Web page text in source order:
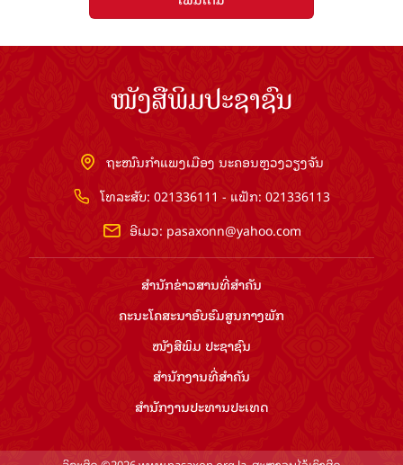
ໜັງສືພິມປະຊາຊົນ
ຖະໜົນກຳແພງເມືອງ ນະຄອນຫຼວງວຽງຈັນ
ໂທລະສັບ: 021336111 - ແຟັກ: 021336113
ອີເມວ: pasaxonn@yahoo.com
ສຳ​ນັກ​ຂ່າວ​ສານ​ທີ່​ສຳ​ຄັນ​
ຄະນະໂຄສະນາອົບຮົມ​ສູນ​ກາງ​ພັກ
ໜັງສືພິມ ປະ​ຊາ​ຊົນ
ສຳ​ນັກ​ງານ​ທີ່​ສຳ​ຄັນ
ສຳ​ນັກ​ງານ​ປະ​ທານ​ປະ​ເທດ